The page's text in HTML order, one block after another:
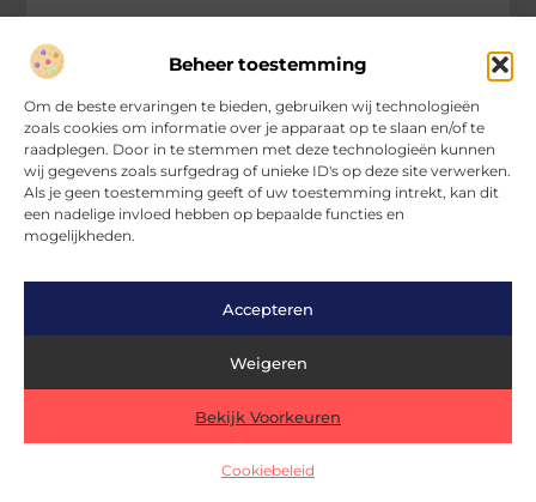
Beheer toestemming
Om de beste ervaringen te bieden, gebruiken wij technologieën
zoals cookies om informatie over je apparaat op te slaan en/of te
raadplegen. Door in te stemmen met deze technologieën kunnen
wij gegevens zoals surfgedrag of unieke ID's op deze site verwerken.
Als je geen toestemming geeft of uw toestemming intrekt, kan dit
een nadelige invloed hebben op bepaalde functies en
mogelijkheden.
Accepteren
Weigeren
Bekijk Voorkeuren
Cookiebeleid
Betere bestrating in Maassluis met een
Prachtige en functionele bestrating speelt een cruciale
rol in het verfraaien en toegankelijk maken van onze
leefomgeving. Als je op zoek bent naar hoogwaardige
bestrating